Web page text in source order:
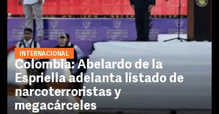
INTERNACIONAL
Colombia: Abelardo de la
Espriella adelanta listado de
narcoterroristas y
megacárceles